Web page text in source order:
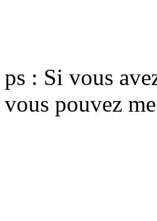
ps : Si vous
vous pouvez